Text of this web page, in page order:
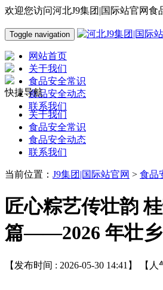
欢迎您访问河北J9集团|国际站官网食
Toggle navigation
网站首页
关于我们
食品安全常识
食品安全动态
联系我们
快捷导航
关于我们
食品安全常识
食品安全动态
联系我们
当前位置： J9集团|国际站官网 > 食品
匠心粽艺传壮韵
篇——2026 年壮乡
【发布时间 : 2026-05-30 14:41】 【人